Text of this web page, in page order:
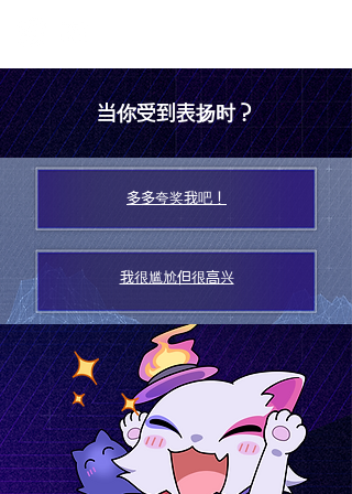
当你受到表扬时？
多多夸奖我吧！
我很尴尬但很高兴